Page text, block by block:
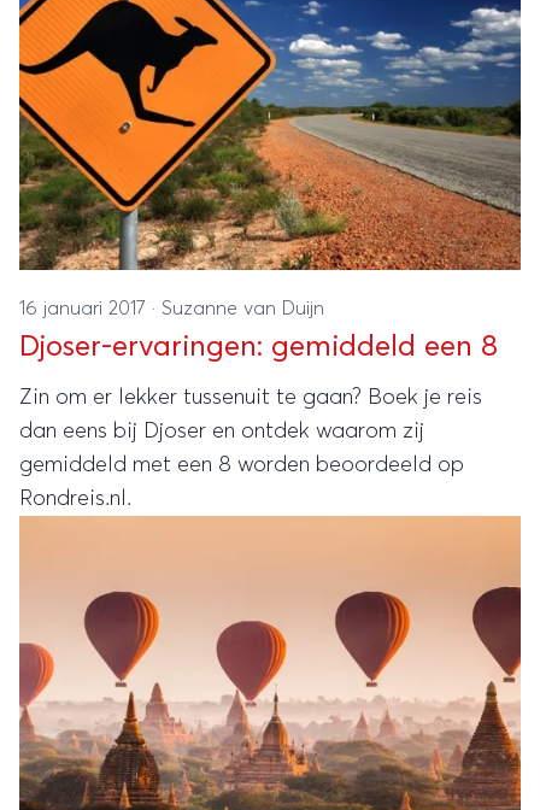
16 januari 2017 · Suzanne van Duijn
Djoser-ervaringen: gemiddeld een 8
Zin om er lekker tussenuit te gaan? Boek je reis
dan eens bij Djoser en ontdek waarom zij
gemiddeld met een 8 worden beoordeeld op
Rondreis.nl.